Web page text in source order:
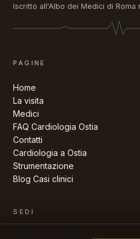
Iscritto all'Albo dei Medici di Roma
PAGINE
Home
La visita
Medici
FAQ Cardiologia Ostia
Contatti
Cardiologia a Ostia
Strumentazione
Blog Casi clinici
SEDI